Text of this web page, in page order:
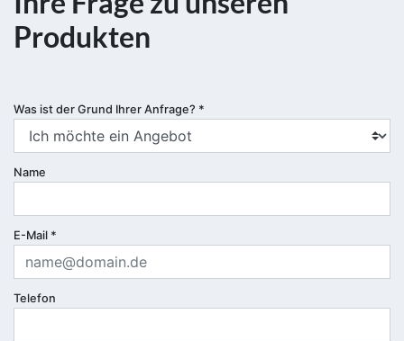
Produkten
Was ist der Grund Ihrer Anfrage? *
Name
E-Mail *
Telefon